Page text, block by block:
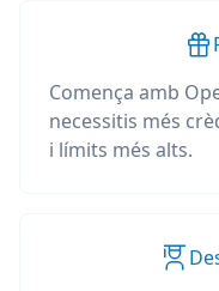
Comença amb
necessitis més
i límits més alts.